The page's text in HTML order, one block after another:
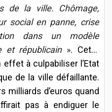
de la ville. Chômage,
social en panne, crise
dans un modèle
et républicain». Cette
à culpabiliser l’Etat
de la ville défaillante.
milliards d’euros quand
pas à endiguer le